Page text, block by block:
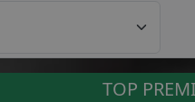
TOP